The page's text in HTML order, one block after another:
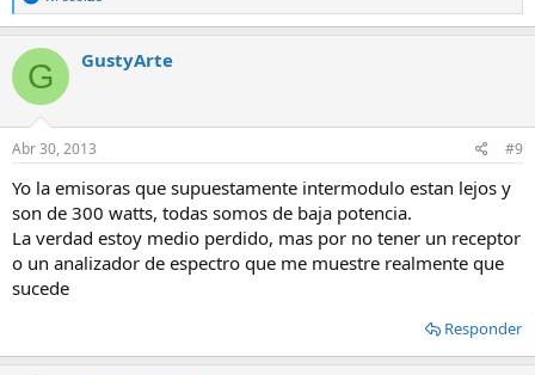
e
a
c
t
i
o
n
s
G GustyArte
Abr 30, 2013 #9
Yo la emisoras que supuestamente intermodulo estan lejos y
son de 300 watts, todas somos de baja potencia.
La verdad estoy medio perdido, mas por no tener un receptor
o un analizador de espectro que me muestre realmente que
sucede
Responder